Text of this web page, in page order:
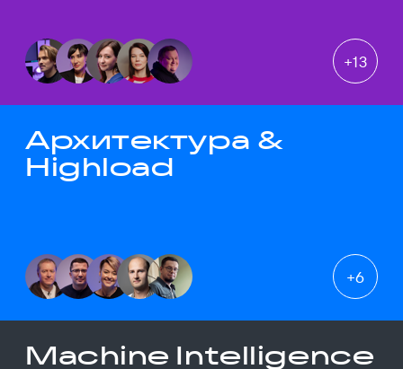
+13
Архитектура &
Highload
+6
Machine Intelligence